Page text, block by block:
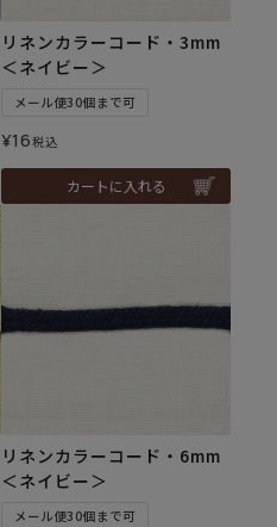
リネンカラーコード・3mm
＜ネイビー＞
メール便30個まで可
¥16税込
カートに入れる
リネンカラーコード・6mm
＜ネイビー＞
メール便30個まで可